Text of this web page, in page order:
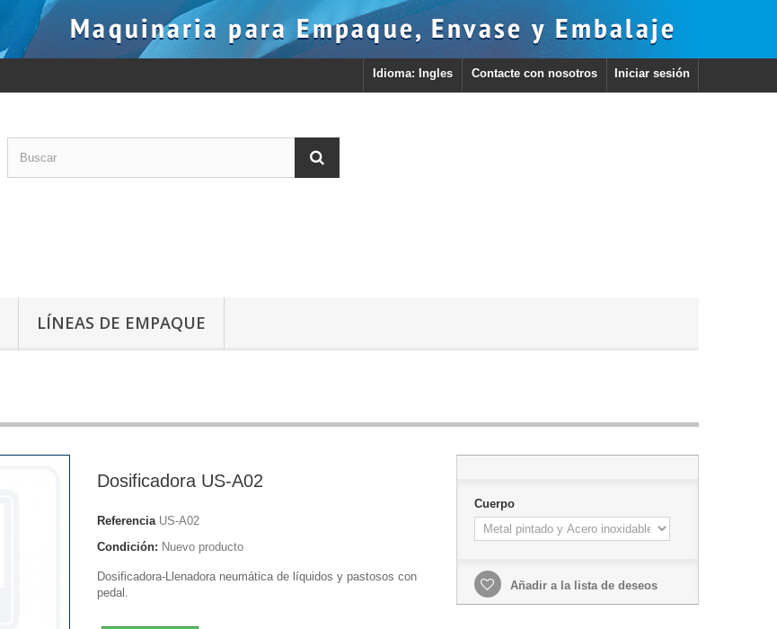
Iniciar sesión
Contacte con nosotros
Idioma: Ingles
LÍNEAS DE EMPAQUE
Dosificadora US-A02
Referencia US-A02
Condición: Nuevo producto
Dosificadora-Llenadora neumática de líquidos y pastosos con
pedal.
Cuerpo
Añadir a la lista de deseos